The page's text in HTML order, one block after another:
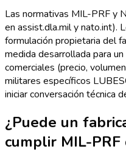
Las normativas MIL-PRF y
en assist.dla.mil y nato.int).
formulación propietaria del
medida desarrollada para
comerciales (precio,
militares específicos
iniciar conversación técnica
¿Puede un
cumplir MIL-PRF